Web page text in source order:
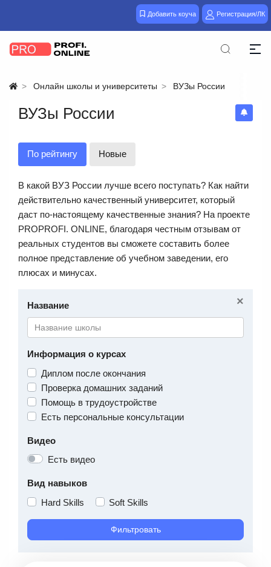
Добавить коуча Регистрация/ЛК
Онлайн школы и университеты ВУЗы России
ВУЗы России
По рейтингу Новые
В какой ВУЗ России лучше всего поступать? Как найти
действительно качественный университет, который
даст по-настоящему качественные знания? На проекте
PROPROFI. ONLINE, благодаря честным отзывам от
реальных студентов вы сможете составить более
полное представление об учебном заведении, его
плюсах и минусах.
×
Название
Информация о курсах
Диплом после окончания
Проверка домашних заданий
Помощь в трудоустройстве
Есть персональные консультации
Видео
Есть видео
Вид навыков
Hard Skills
Soft Skills
Фильтровать